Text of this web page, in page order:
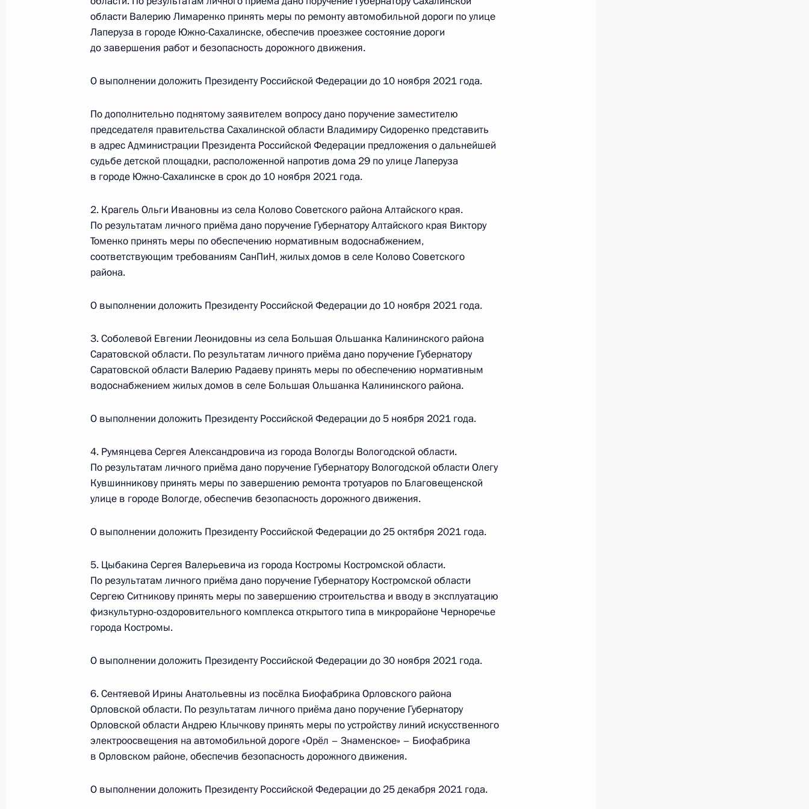
16 сентября 2021 года, 18:52
О ходе принятия мер по итогам личного приёма в режиме видео-конференц-связи
жительницы Камчатского края, проведённого по поручению Президента
Федерации в Приёмной Президента Российской Федерации по приёму граждан
в Москве 6 марта 2013 года
16 сентября 2021 года, 18:52
О ходе принятия мер по итогам личного приёма в режиме видео–конференц–связи
жителя Архангельской области, проведённого по поручению Президента
Российской Федерации начальником Управления Президента Российской
Федерации по работе с обращениями граждан и организаций Михаилом
Михайловским в Приёмной Президента Российской Федерации по приёму граждан
О ходе исполнения поручения, данного по итогам личного приёма в режиме видео-
конференц-связи жительницы Республики Северная Осетия – Алания, проведённого
Президента Российской Федерации по работе с обращениями граждан
Федерации по приёму граждан в Москве 23 июля 2021 года
16 сентября 2021 года, 18:51
О ходе принятия мер по итогам личного приёма в режиме видео-конференц-связи
Федерации начальником Управления Президента Российской Федерации
по обеспечению конституционных прав граждан в Приёмной Президента
Российской Федерации по приёму граждан в Москве 24 мая 2017 года
16 сентября 2021 года, 18:47
О ходе исполнения поручения, данного по итогам личного приёма в режиме видео-
Президента Российской Федерации первым заместителем Руководителя
Администрации Президента Российской Федерации Сергеем Кириенко в Приёмной
Президента Российской Федерации по приёму граждан в Москве 2 декабря
2020 года
области Валерию Лимаренко принять меры по ремонту автомобильной дороги по улице
Лаперуза в городе Южно-Сахалинске, обеспечив проезжее состояние дороги
до завершения работ и безопасность дорожного движения.
О выполнении доложить Президенту Российской Федерации до 10 ноября 2021 года.
По дополнительно поднятому заявителем вопросу дано поручение заместителю
председателя правительства Сахалинской области Владимиру Сидоренко представить
в адрес Администрации Президента Российской Федерации предложения о дальнейшей
судьбе детской площадки, расположенной напротив дома 29 по улице Лаперуза
в городе Южно-Сахалинске в срок до 10 ноября 2021 года.
2. Крагель Ольги Ивановны из села Колово Советского района Алтайского края.
По результатам личного приёма дано поручение Губернатору Алтайского края Виктору
Томенко принять меры по обеспечению нормативным водоснабжением,
соответствующим требованиям СанПиН, жилых домов в селе Колово Советского
района.
О выполнении доложить Президенту Российской Федерации до 10 ноября 2021 года.
3. Соболевой Евгении Леонидовны из села Большая Ольшанка Калининского района
Саратовской области. По результатам личного приёма дано поручение Губернатору
Саратовской области Валерию Радаеву принять меры по обеспечению нормативным
водоснабжением жилых домов в селе Большая Ольшанка Калининского района.
О выполнении доложить Президенту Российской Федерации до 5 ноября 2021 года.
4. Румянцева Сергея Александровича из города Вологды Вологодской области.
По результатам личного приёма дано поручение Губернатору Вологодской области Олегу
Кувшинникову принять меры по завершению ремонта тротуаров по Благовещенской
улице в городе Вологде, обеспечив безопасность дорожного движения.
О выполнении доложить Президенту Российской Федерации до 25 октября 2021 года.
5. Цыбакина Сергея Валерьевича из города Костромы Костромской области.
По результатам личного приёма дано поручение Губернатору Костромской области
Сергею Ситникову принять меры по завершению строительства и вводу в эксплуатацию
физкультурно-оздоровительного комплекса открытого типа в микрорайоне Черноречье
города Костромы.
О выполнении доложить Президенту Российской Федерации до 30 ноября 2021 года.
6. Сентяевой Ирины Анатольевны из посёлка Биофабрика Орловского района
Орловской области. По результатам личного приёма дано поручение Губернатору
Орловской области Андрею Клычкову принять меры по устройству линий искусственного
электроосвещения на автомобильной дороге «Орёл – Знаменское» – Биофабрика
в Орловском районе, обеспечив безопасность дорожного движения.
О выполнении доложить Президенту Российской Федерации до 25 декабря 2021 года.